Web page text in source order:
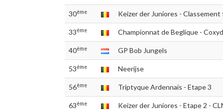
30ème Keizer der Juniores - Classement
33ème Championnat de Beglique -
40ème GP Bob Jungels
53ème Neerijse
56ème Triptyque Ardennais - Etape 3
63ème Keizer der Juniores - Etape 2 -